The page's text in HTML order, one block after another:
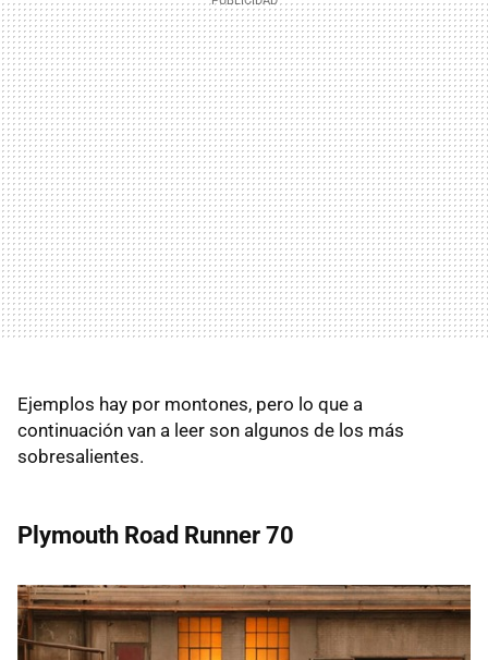
Ejemplos hay por montones, pero lo que a
continuación van a leer son algunos de los más
sobresalientes.
Plymouth Road Runner 70